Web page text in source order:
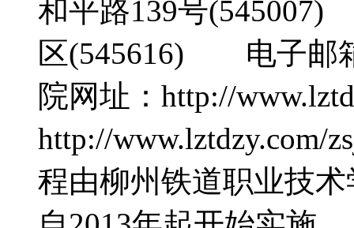
和平路139号
区(545616) 电子邮
院网址：http://
http://
程由柳州铁道职业技